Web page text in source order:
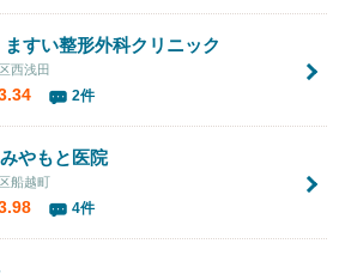
ますい整形外科クリニック
西浅田
2件
やもと医院
船越町
4件